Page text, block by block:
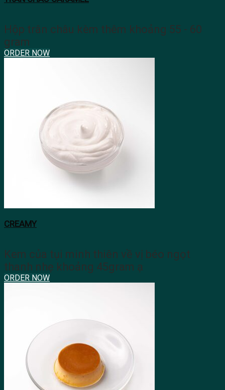
Hộp trân châu kèm thêm khoảng 55 - 60
gram
ORDER NOW
CREAMY
Kem của tụi minh thiên về vị béo ngọt
thanh nhẹ khoảng 45gram ạ
ORDER NOW